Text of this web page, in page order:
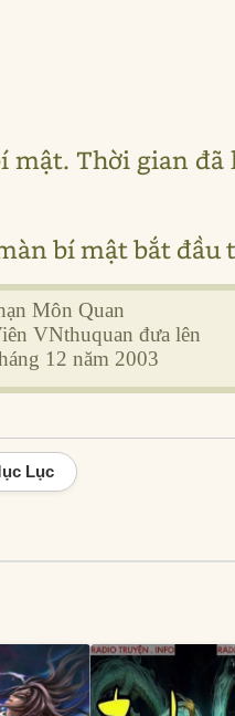
Thời gian đã
bí mật bắt đầu
Môn Quan
VNthuquan đưa lên
12 năm 2003
Lục